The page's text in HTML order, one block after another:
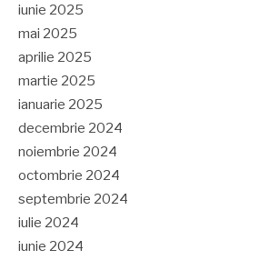
iunie 2025
mai 2025
aprilie 2025
martie 2025
ianuarie 2025
decembrie 2024
noiembrie 2024
octombrie 2024
septembrie 2024
iulie 2024
iunie 2024